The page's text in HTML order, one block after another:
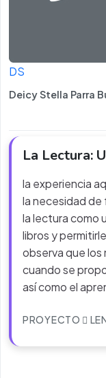
DS
Deicy Stella Parra
La Lectura:
la experiencia
la necesidad de
la lectura como
libros y
observa que los
cuando se
así como el
PROYECTO